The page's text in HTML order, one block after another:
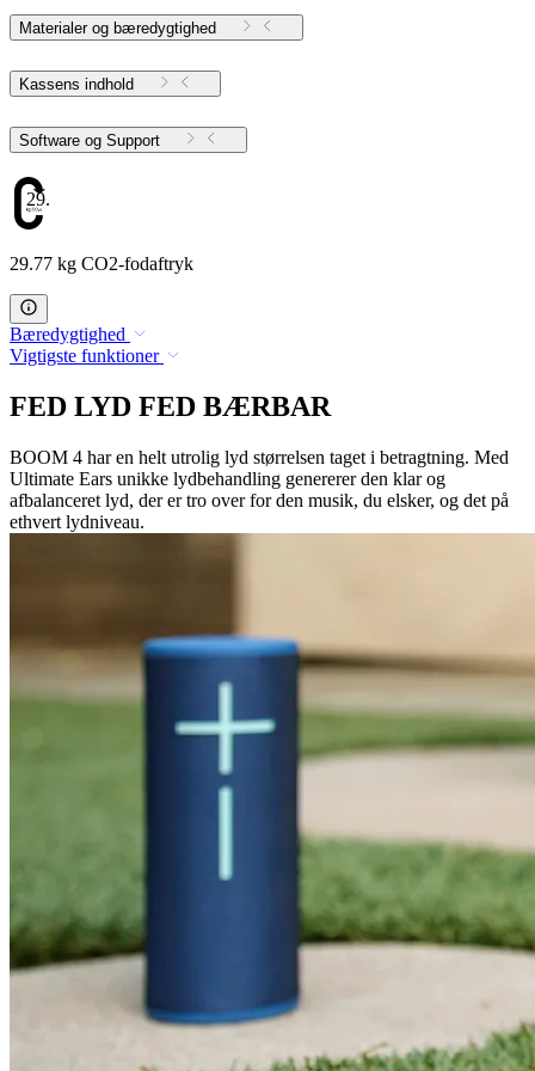
Materialer og bæredygtighed
Kassens indhold
Software og Support
29.77
29.77 kg CO2-fodaftryk
Bæredygtighed
Vigtigste funktioner
FED LYD FED BÆRBAR
BOOM 4 har en helt utrolig lyd størrelsen taget i betragtning. Med
Ultimate Ears unikke lydbehandling genererer den klar og
afbalanceret lyd, der er tro over for den musik, du elsker, og det på
ethvert lydniveau.